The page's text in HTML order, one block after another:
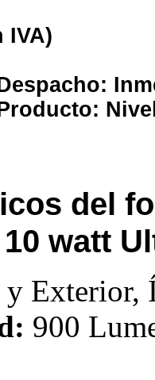
IVA)
del
watt
Exterior,
900